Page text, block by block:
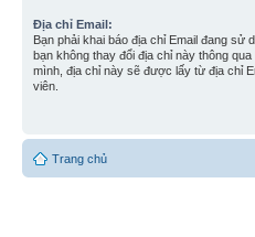
Địa chỉ Email:
Bạn phải khai báo địa chỉ Email đang sử
bạn không thay đổi địa chỉ này thông
mình, địa chỉ này sẽ được lấy từ địa chỉ
viên.
Trang chủ